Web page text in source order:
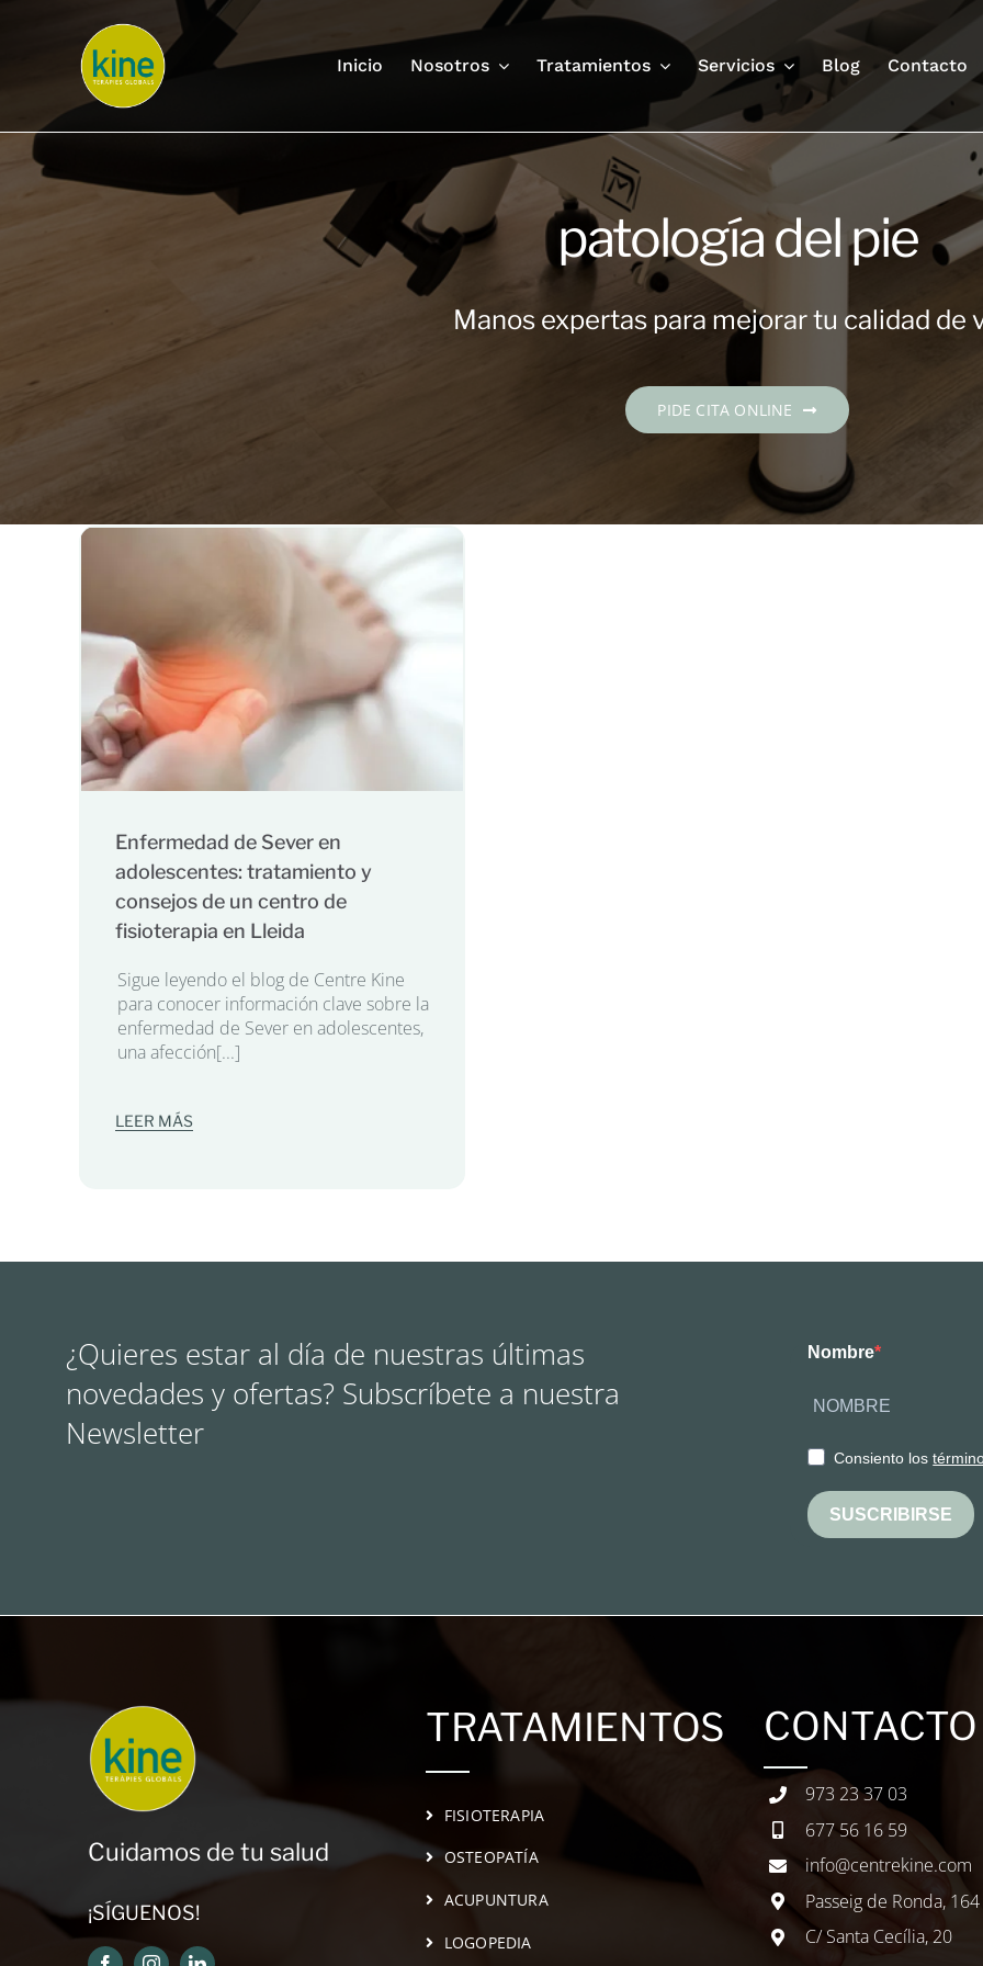
Inicio Nosotros Tratamientos Servicios Blog Contacto
patología del pie
Manos expertas para mejorar tu calidad de
PIDE CITA ONLINE
Enfermedad de Sever en
adolescentes: tratamiento y
consejos de un centro de
fisioterapia en Lleida
Sigue leyendo el blog de Centre Kine
para conocer información clave sobre la
enfermedad de Sever en adolescentes,
una afección[...]
LEER MÁS
¿Quieres estar al día de nuestras últimas
novedades y ofertas? Subscríbete a nuestra
Newsletter
Nombre
Consiento los
SUSCRIBIRSE
Cuidamos de tu salud
¡SÍGUENOS!
TRATAMIENTOS
FISIOTERAPIA
OSTEOPATÍA
ACUPUNTURA
LOGOPEDIA
CONTACTO
973 23 37 03
677 56 16 59
info@centrekine.com
Passeig de Ronda, 164
C/ Santa Cecília, 20